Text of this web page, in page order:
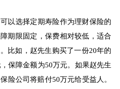
以选择定期寿险作为理财保险的
期限固定，保费相对较低，适合
比如，赵先生购买了一份20年的
保障金额为50万元。如果赵先生
险公司将赔付50万元给受益人。